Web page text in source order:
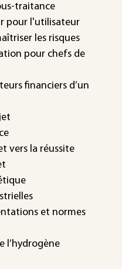
traitance
pour l'utilisateur
les risques
pour chefs de
financiers d’un
vers la réussite
et normes
l’hydrogène